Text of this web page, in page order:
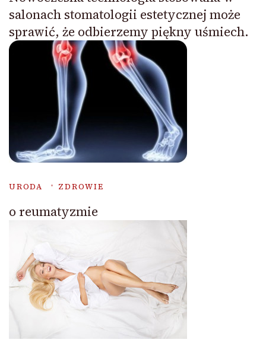
salonach stomatologii estetycznej może
sprawić, że odbierzemy piękny uśmiech.
URODA ZDROWIE
o reumatyzmie